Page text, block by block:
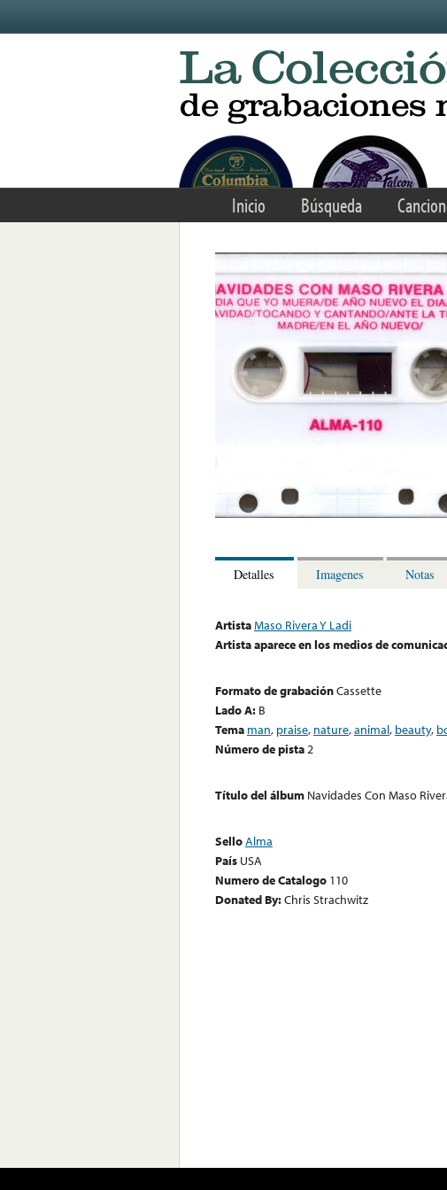
Inicio Búsqueda
Detalles Imagenes Notas
ArtistaMaso Rivera Y Ladi
Artista aparece en los medios de
Formato de grabaciónCassette
Lado A: B
Tema man, praise, nature,animal, beauty,
Número de pista2
Título del álbum Navidades Con Maso
SelloAlma
País USA
Numero de Catalogo 110
Donated By:Chris Strachwitz